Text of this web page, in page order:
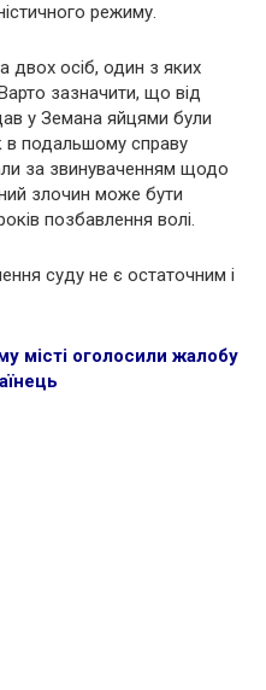
режиму.
двох осіб, один з яких
зазначити, що від
у Земана яйцями були
в подальшому справу
за звинуваченням щодо
злочин може бути
позбавлення волі.
суду не є остаточним і
місті оголосили жалобу